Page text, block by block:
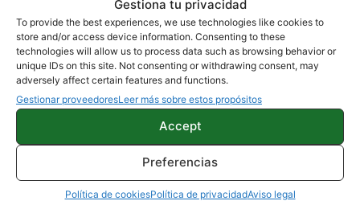
Gestiona tu privacidad
To provide the best experiences, we use technologies like cookies to
store and/or access device information. Consenting to these
technologies will allow us to process data such as browsing behavior or
unique IDs on this site. Not consenting or withdrawing consent, may
adversely affect certain features and functions.
Gestionar proveedoresLeer más sobre estos propósitos
Accept
Preferencias
Política de cookiesPolítica de privacidadAviso legal
mucho, Pepephone te proporciona 7,31 GB de tu
tarifa de datos para que navegues en Internet en el
extranjero, es decir, tendrás 7,31 GB de datos
roaming sin coste. De nuevo, no cuenta con
permanencia, lo que es especialmente interesante si
en algún momento queremos pagar menos por
nuestra tarifa móvil.